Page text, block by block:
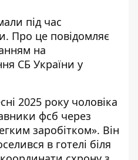
під час
Про це повідомляє
на
СБ України у
2025 року чоловіка
фсб через
заробітком». Він
в готелі біля